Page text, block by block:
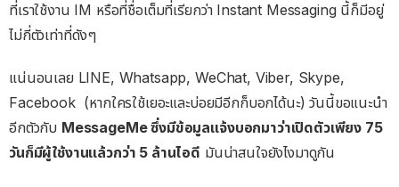
ที่เราใช้งาน IM หรือที่ชื่อเต็มที่เรียกว่า Instant Messaging นี้่ก็มีอยู่
ไม่กี่ตัวเท่าที่ดังๆ
แน่นอนเลย LINE, Whatsapp, WeChat, Viber, Skype,
Facebook (หากใครใช้เยอะและบ่อยมีอีกก็บอกได้นะ) วันนี้ขอแนะนำ
อีกตัวกับ MessageMe ซึ่งมีข้อมูลแจ้งบอกมาว่าเปิดตัวเพียง 75
วันก็มีผู้ใช้งานแล้วกว่า 5 ล้านไอดี มันน่าสนใจยังไงมาดูกัน